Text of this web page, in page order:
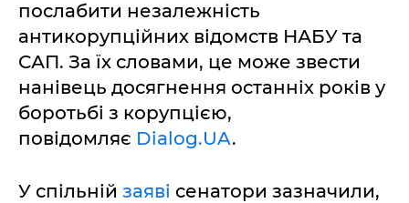
послабити незалежність
антикорупційних відомств НАБУ та
САП. За їх словами, це може звести
нанівець досягнення останніх років у
боротьбі з корупцією,
повідомляє Dialog.UA.
У спільній заяві сенатори зазначили,